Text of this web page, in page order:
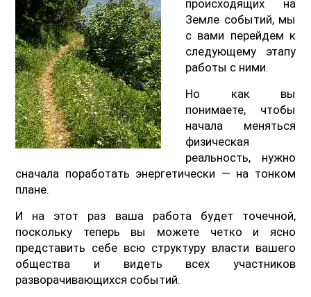
происходящих на
Земле событий, мы
с вами перейдем к
следующему этапу
работы с ними.
Но как вы
понимаете, чтобы
начала меняться
физическая
реальность, нужно
сначала поработать энергетически — на тонком
плане.
И на этот раз ваша работа будет точечной,
поскольку теперь вы можете четко и ясно
представить себе всю структуру власти вашего
общества и видеть всех участников
разворачивающихся событий.